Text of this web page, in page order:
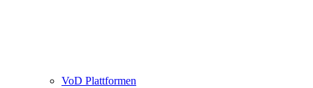
VoD Plattformen